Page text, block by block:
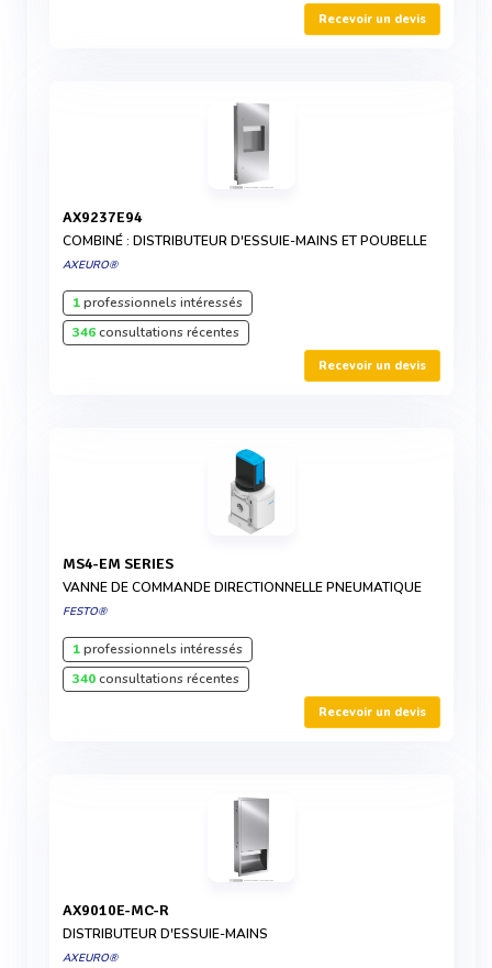
Recevoir un devis
AX9237E94
COMBINÉ : DISTRIBUTEUR D'ESSUIE-MAINS ET POUBELLE
AXEURO®
1professionnels intéressés
346consultations récentes
Recevoir un devis
MS4-EM SERIES
VANNE DE COMMANDE DIRECTIONNELLE PNEUMATIQUE
FESTO®
1professionnels intéressés
340consultations récentes
Recevoir un devis
AX9010E-MC-R
DISTRIBUTEUR D'ESSUIE-MAINS
AXEURO®